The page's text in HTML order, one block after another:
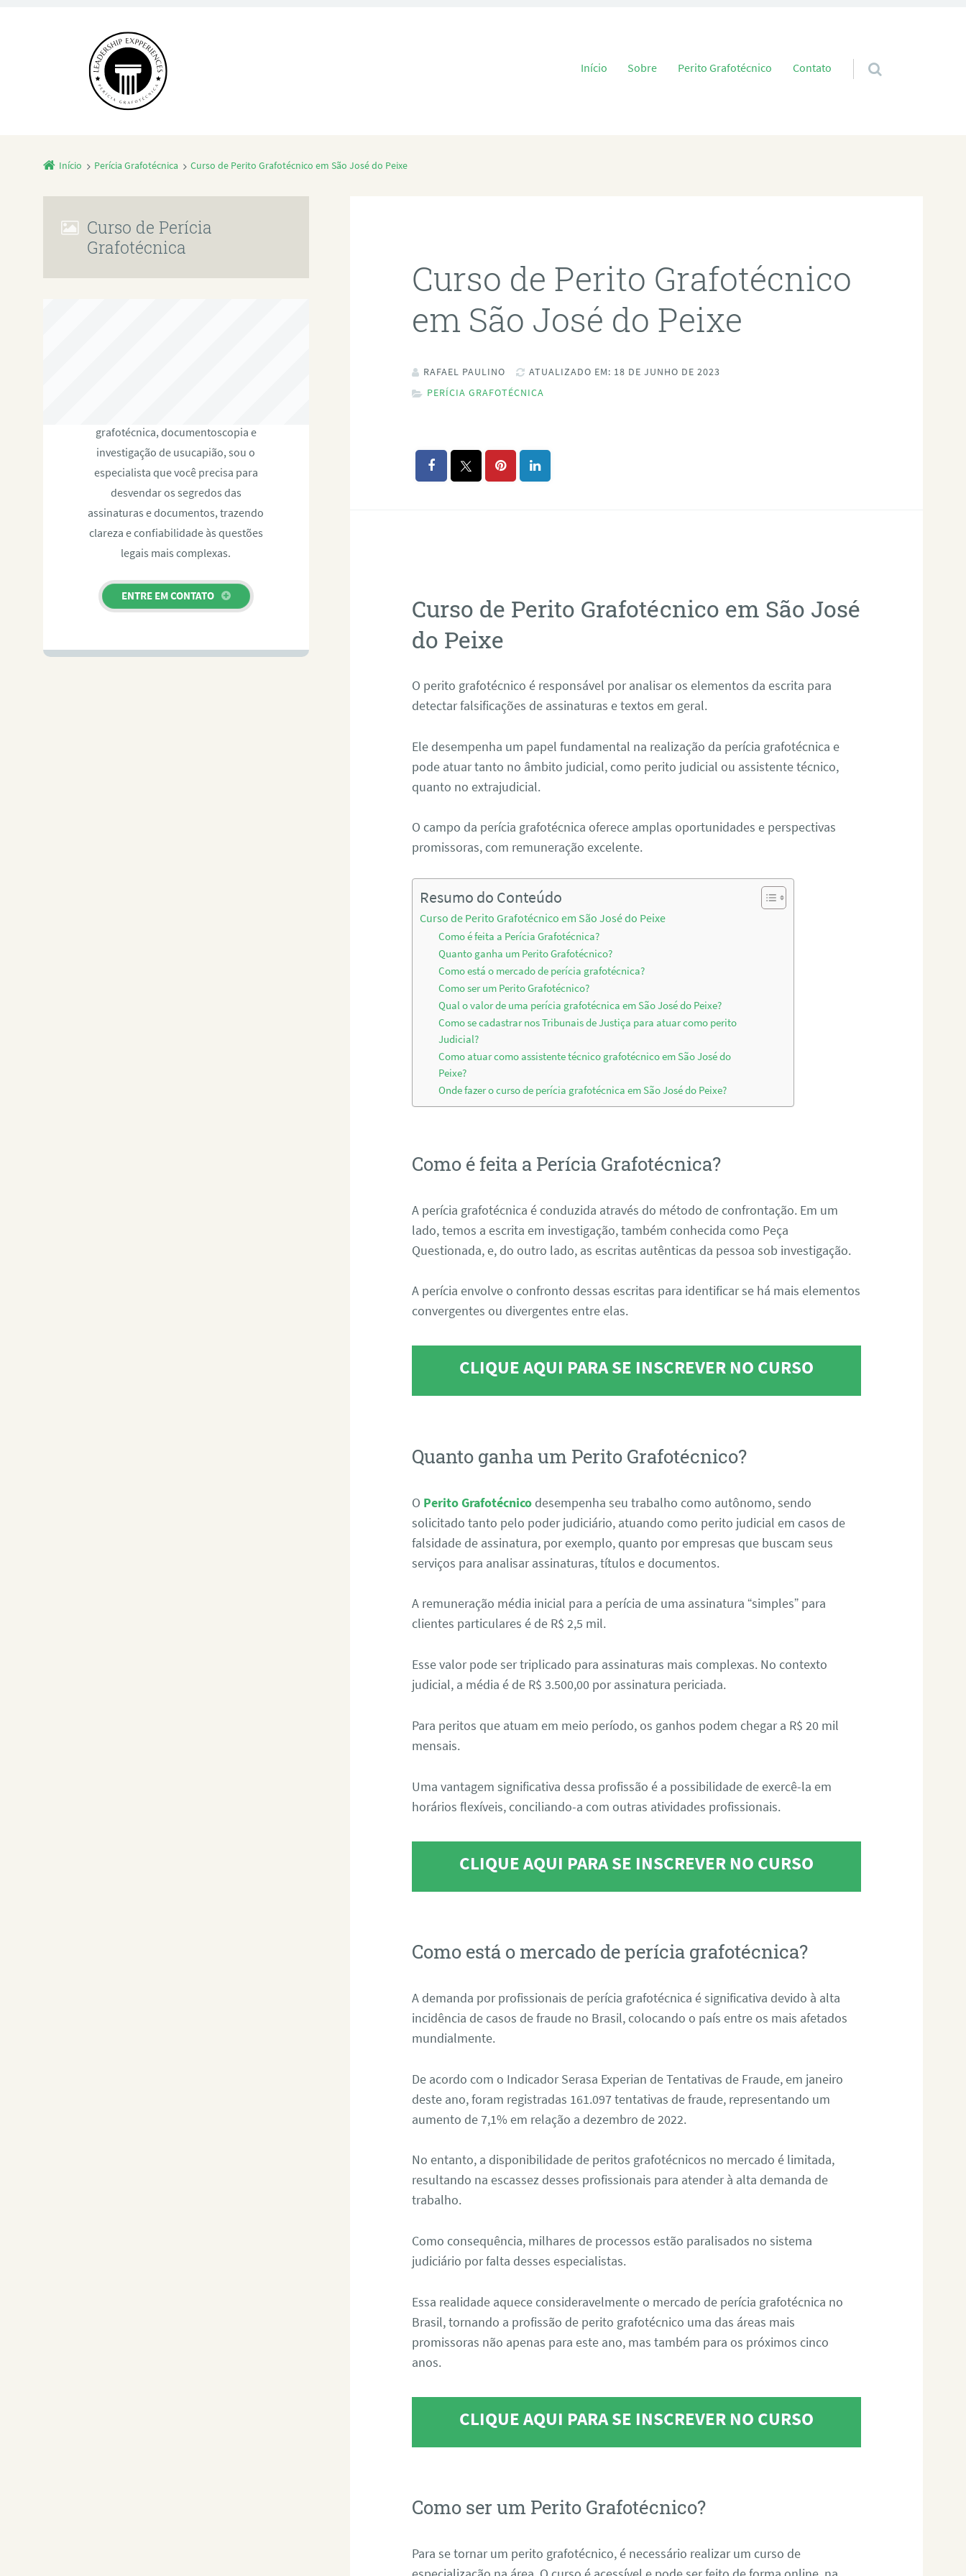
Pular para o conteúdo
Início Sobre Perito Grafotécnico Contato
Início Perícia Grafotécnica Curso de Perito Grafotécnico em São José do Peixe
Curso de Perito Grafotécnico
em São José do Peixe
RAFAEL PAULINO
ATUALIZADO EM: 18 DE JUNHO DE 2023
PERÍCIA GRAFOTÉCNICA
Curso de Perito Grafotécnico em São José
do Peixe
O perito grafotécnico é responsável por analisar os elementos da escrita para
detectar falsificações de assinaturas e textos em geral.
Ele desempenha um papel fundamental na realização da perícia grafotécnica e
pode atuar tanto no âmbito judicial, como perito judicial ou assistente técnico,
quanto no extrajudicial.
O campo da perícia grafotécnica oferece amplas oportunidades e perspectivas
promissoras, com remuneração excelente.
Resumo do Conteúdo
Curso de Perito Grafotécnico em São José do Peixe
Como é feita a Perícia Grafotécnica?
Quanto ganha um Perito Grafotécnico?
Como está o mercado de perícia grafotécnica?
Como ser um Perito Grafotécnico?
Qual o valor de uma perícia grafotécnica em São José do Peixe?
Como se cadastrar nos Tribunais de Justiça para atuar como perito
Judicial?
Como atuar como assistente técnico grafotécnico em São José do
Peixe?
Onde fazer o curso de perícia grafotécnica em São José do Peixe?
Como é feita a Perícia Grafotécnica?
A perícia grafotécnica é conduzida através do método de confrontação. Em um
lado, temos a escrita em investigação, também conhecida como Peça
Questionada, e, do outro lado, as escritas autênticas da pessoa sob investigação.
A perícia envolve o confronto dessas escritas para identificar se há mais elementos
convergentes ou divergentes entre elas.
CLIQUE AQUI PARA SE INSCREVER NO CURSO
Quanto ganha um Perito Grafotécnico?
O Perito Grafotécnico desempenha seu trabalho como autônomo, sendo
solicitado tanto pelo poder judiciário, atuando como perito judicial em casos de
falsidade de assinatura, por exemplo, quanto por empresas que buscam seus
serviços para analisar assinaturas, títulos e documentos.
A remuneração média inicial para a perícia de uma assinatura “simples” para
clientes particulares é de R$ 2,5 mil.
Esse valor pode ser triplicado para assinaturas mais complexas. No contexto
judicial, a média é de R$ 3.500,00 por assinatura periciada.
Para peritos que atuam em meio período, os ganhos podem chegar a R$ 20 mil
mensais.
Uma vantagem significativa dessa profissão é a possibilidade de exercê-la em
horários flexíveis, conciliando-a com outras atividades profissionais.
CLIQUE AQUI PARA SE INSCREVER NO CURSO
Como está o mercado de perícia grafotécnica?
A demanda por profissionais de perícia grafotécnica é significativa devido à alta
incidência de casos de fraude no Brasil, colocando o país entre os mais afetados
mundialmente.
De acordo com o Indicador Serasa Experian de Tentativas de Fraude, em janeiro
deste ano, foram registradas 161.097 tentativas de fraude, representando um
aumento de 7,1% em relação a dezembro de 2022.
No entanto, a disponibilidade de peritos grafotécnicos no mercado é limitada,
resultando na escassez desses profissionais para atender à alta demanda de
trabalho.
Como consequência, milhares de processos estão paralisados no sistema
judiciário por falta desses especialistas.
Essa realidade aquece consideravelmente o mercado de perícia grafotécnica no
Brasil, tornando a profissão de perito grafotécnico uma das áreas mais
promissoras não apenas para este ano, mas também para os próximos cinco
anos.
CLIQUE AQUI PARA SE INSCREVER NO CURSO
Como ser um Perito Grafotécnico?
Para se tornar um perito grafotécnico, é necessário realizar um curso de
Curso de Perícia
Grafotécnica
grafotécnica, documentoscopia e
investigação de usucapião, sou o
especialista que você precisa para
desvendar os segredos das
assinaturas e documentos, trazendo
clareza e confiabilidade às questões
legais mais complexas.
ENTRE EM CONTATO